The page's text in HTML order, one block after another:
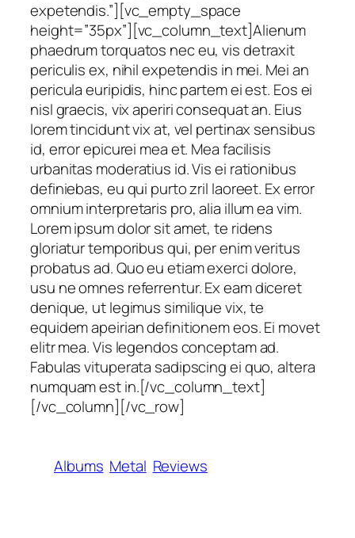
expetendis.”][vc_empty_space
height=”35px”][vc_column_text]Alienum
phaedrum torquatos nec eu, vis detraxit
periculis ex, nihil expetendis in mei. Mei an
pericula euripidis, hinc partem ei est. Eos ei
nisl graecis, vix aperiri consequat an. Eius
lorem tincidunt vix at, vel pertinax sensibus
id, error epicurei mea et. Mea facilisis
urbanitas moderatius id. Vis ei rationibus
definiebas, eu qui purto zril laoreet. Ex error
omnium interpretaris pro, alia illum ea vim.
Lorem ipsum dolor sit amet, te ridens
gloriatur temporibus qui, per enim veritus
probatus ad. Quo eu etiam exerci dolore,
usu ne omnes referrentur. Ex eam diceret
denique, ut legimus similique vix, te
equidem apeirian definitionem eos. Ei movet
elitr mea. Vis legendos conceptam ad.
Fabulas vituperata sadipscing ei quo, altera
numquam est in.[/vc_column_text]
[/vc_column][/vc_row]
Albums Metal Reviews